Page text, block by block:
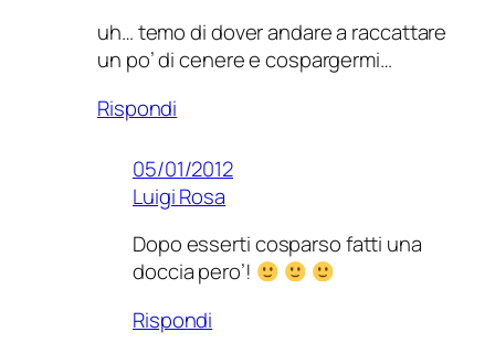
uh… temo di dover andare a raccattare
un po’ di cenere e cospargermi…
Rispondi
05/01/2012
Luigi Rosa
Dopo esserti cosparso fatti una
doccia pero’!
Rispondi